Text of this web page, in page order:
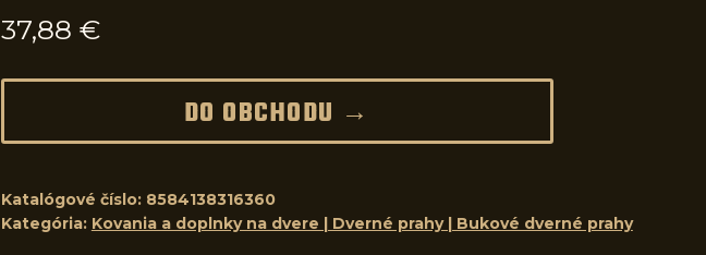
37,88 €
DO OBCHODU →
Katalógové číslo: 8584138316360
Kategória: Kovania a doplnky na dvere | Dverné prahy | Bukové dverné prahy